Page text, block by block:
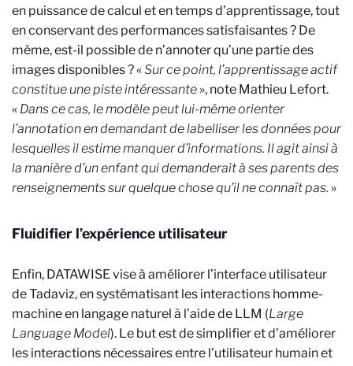
en puissance de calcul et en temps d’apprentissage, tout
en conservant des performances satisfaisantes ? De
même, est-il possible de n’annoter qu’une partie des
images disponibles ? «Sur ce point, l’apprentissage actif
constitue une piste intéressante », note Mathieu Lefort.
« Dans ce cas, le modèle peut lui-même orienter
l’annotation en demandant de labelliser les données pour
lesquelles il estime manquer d’informations. Il agit ainsi à
la manière d’un enfant qui demanderait à ses parents des
renseignements sur quelque chose qu’il ne connaît pas. »
Fluidifier l’expérience utilisateur
Enfin, DATAWISE vise à améliorer l’interface utilisateur
de Tadaviz, en systématisant les interactions homme-
machine en langage naturel à l’aide de LLM (Large
Language Model). Le but est de simplifier et d’améliorer
les interactions nécessaires entre l’utilisateur humain et